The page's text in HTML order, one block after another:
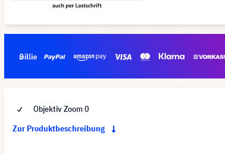
Objektiv Zoom 0
Zur Produktbeschreibung